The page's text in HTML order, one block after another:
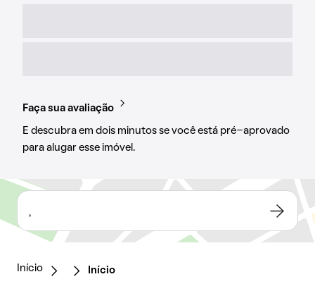
Faça sua avaliação
E descubra em dois minutos se você está pré-aprovado
para alugar esse imóvel.
,
Início Início